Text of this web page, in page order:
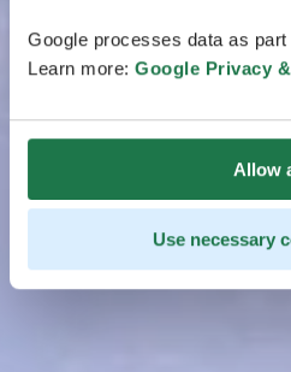
Google processes data as
Learn more: Google Privacy
Allow
Use necessary